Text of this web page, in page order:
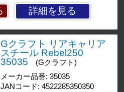
詳細を見る
Gクラフト リアキャリア
スチール Rebel250
35035
(Gクラフト)
メーカー品番: 35035
JANコード: 4522285350350